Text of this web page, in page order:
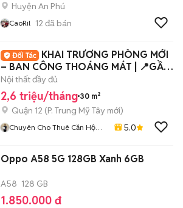
Huyện An Phú
CaoRil 12 đã bán
KHAI TRƯƠNG PHÒNG MỚI
– BAN CÔNG THOÁNG MÁT | 📍GẦN
CVPM QUANG TRUNG 🔥
Nội thất đầy đủ
2,6 triệu/tháng 30 m²
Quận 12 (P. Trung Mỹ Tây mới)
Chuyên Cho Thuê Căn Hộ
5.0
Oppo A58 5G 128GB Xanh 6GB
A58 128 GB
1.850.000 đ